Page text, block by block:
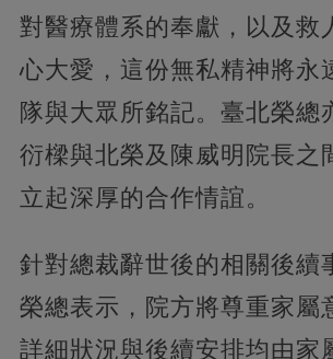
對醫療體系的奉獻，以及救
心大愛，這份無私精神將永
隊與大眾所銘記。臺北榮總
衍樑與北榮及陳威明院長之
立起深厚的合作情誼。
針對總裁辭世後的相關後續
榮總表示，院方將尊重家屬
詳細狀況與後續安排均由家